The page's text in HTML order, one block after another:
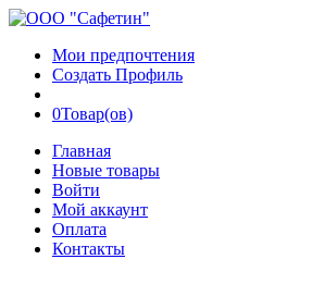
Мои предпочтения
Создать Профиль
0Товар(ов)
Главная
Новые товары
Войти
Мой аккаунт
Оплата
Контакты